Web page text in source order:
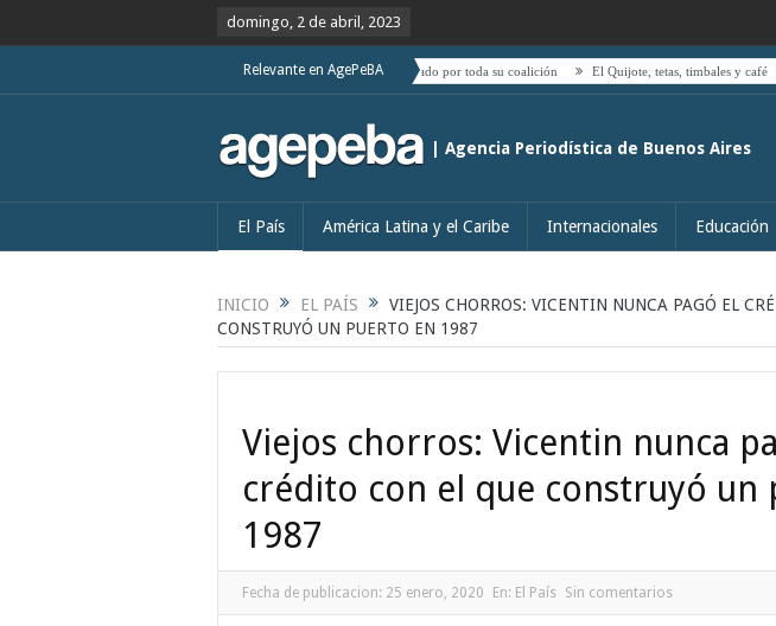
domingo, 2 de abril, 2023
Relevante en AgePeBA
que ver si el deslizamiento de Boric hacia el centro es acompañado por toda su coalición El Quijote, tetas, timbales y café Boric
| Agencia Periodística de Buenos Aires
El País América Latina y el Caribe Internacionales Educación
INICIO EL PAÍS
VIEJOS CHORROS: VICENTIN NUNCA PAGÓ EL
CONSTRUYÓ UN PUERTO EN 1987
Viejos chorros: Vicentin nunca
crédito con el que construyó un
1987
Fecha de publicacion: 25 enero, 2020 En: El País Sin comentarios